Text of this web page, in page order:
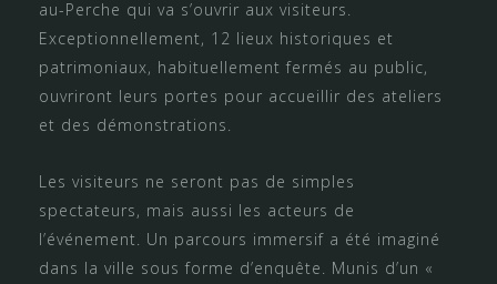
au-Perche qui va s’ouvrir aux visiteurs.
Exceptionnellement, 12 lieux historiques et
patrimoniaux, habituellement fermés au public,
ouvriront leurs portes pour accueillir des ateliers
et des démonstrations.
Les visiteurs ne seront pas de simples
spectateurs, mais aussi les acteurs de
l’événement. Un parcours immersif a été imaginé
dans la ville sous forme d’enquête. Munis d’un «